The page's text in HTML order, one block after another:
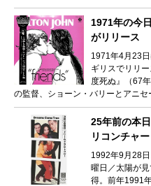
1971年の今
がリリース
1971年4月23
ギリスでリリ
度死ぬ』（67
の監督、ショーン・バリーとアニセ
25年前の本
リコンチャ
1992年9月28
曜日／太陽が
得。前年1991